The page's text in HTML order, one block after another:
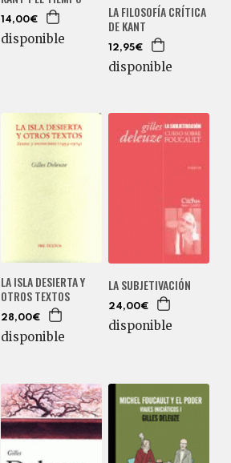
14,00€
disponible
LA FILOSOFÍA CRÍTICA
DE KANT
12,95€
disponible
LA ISLA DESIERTA Y
OTROS TEXTOS
28,00€
disponible
LA SUBJETIVACIÓN
24,00€
disponible